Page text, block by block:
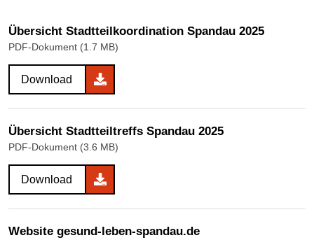
Übersicht Stadtteilkoordination Spandau 2025
PDF-Dokument (1.7 MB)
Download
Übersicht Stadtteiltreffs Spandau 2025
PDF-Dokument (3.6 MB)
Download
Website gesund-leben-spandau.de